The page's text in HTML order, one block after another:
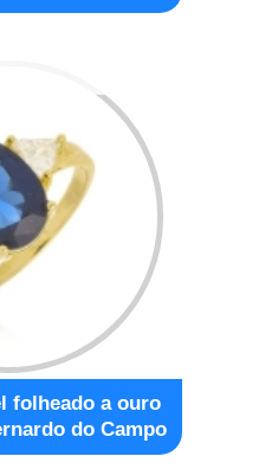
folheado a ouro
do Campo